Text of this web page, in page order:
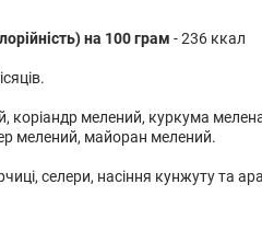
на 100 грам - 236 ккал
коріандр мелений, куркума
мелений, майоран мелений.
селери, насіння кунжуту та